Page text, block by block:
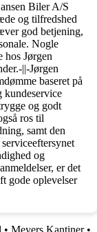
Biler A/S
og tilfredshed
god betjening,
Nogle
hos Jørgen
||-Jørgen
baseret på
kundeservice
og godt
ros til
samt den
og
er det
gode oplevelser
• Meyers Kantiner•